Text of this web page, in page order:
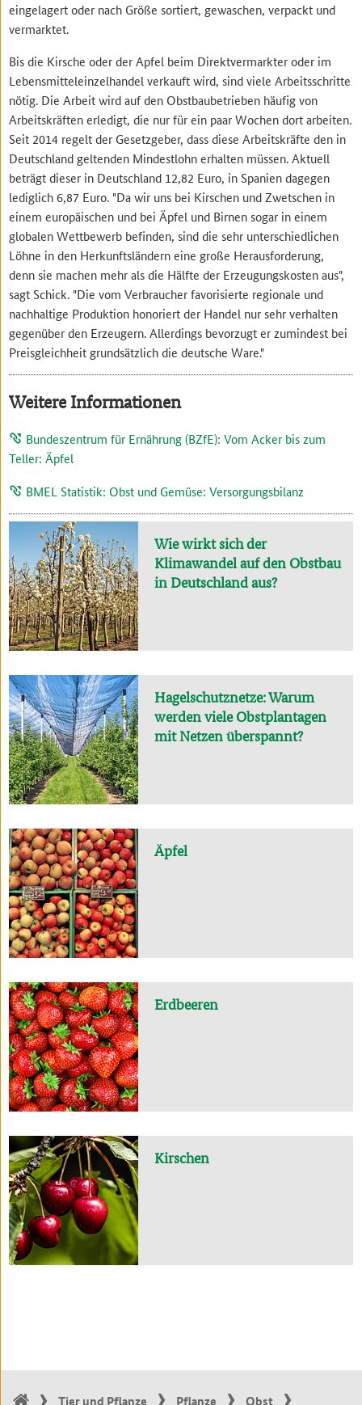
eingelagert oder nach Größe sortiert, gewaschen, verpackt und
vermarktet.
Bis die Kirsche oder der Apfel beim Direktvermarkter oder im
Lebensmitteleinzelhandel verkauft wird, sind viele Arbeitsschritte
nötig. Die Arbeit wird auf den Obstbaubetrieben häufig von
Arbeitskräften erledigt, die nur für ein paar Wochen dort arbeiten.
Seit 2014 regelt der Gesetzgeber, dass diese Arbeitskräfte den in
Deutschland geltenden Mindestlohn erhalten müssen. Aktuell
beträgt dieser in Deutschland 12,82 Euro, in Spanien dagegen
lediglich 6,87 Euro. "Da wir uns bei Kirschen und Zwetschen in
einem europäischen und bei Äpfel und Birnen sogar in einem
globalen Wettbewerb befinden, sind die sehr unterschiedlichen
Löhne in den Herkunftsländern eine große Herausforderung,
denn sie machen mehr als die Hälfte der Erzeugungskosten aus",
sagt Schick. "Die vom Verbraucher favorisierte regionale und
nachhaltige Produktion honoriert der Handel nur sehr verhalten
gegenüber den Erzeugern. Allerdings bevorzugt er zumindest bei
Preisgleichheit grundsätzlich die deutsche Ware."
Weitere Informationen
Bundeszentrum für Ernährung (BZfE): Vom Acker bis zum
Teller: Äpfel
BMEL Statistik: Obst und Gemüse: Versorgungsbilanz
Wie wirkt sich der
Klimawandel auf den Obstbau
in Deutschland aus?
Hagelschutznetze: Warum
werden viele Obstplantagen
mit Netzen überspannt?
Äpfel
Erdbeeren
Kirschen
Tier und Pflanze Pflanze Obst